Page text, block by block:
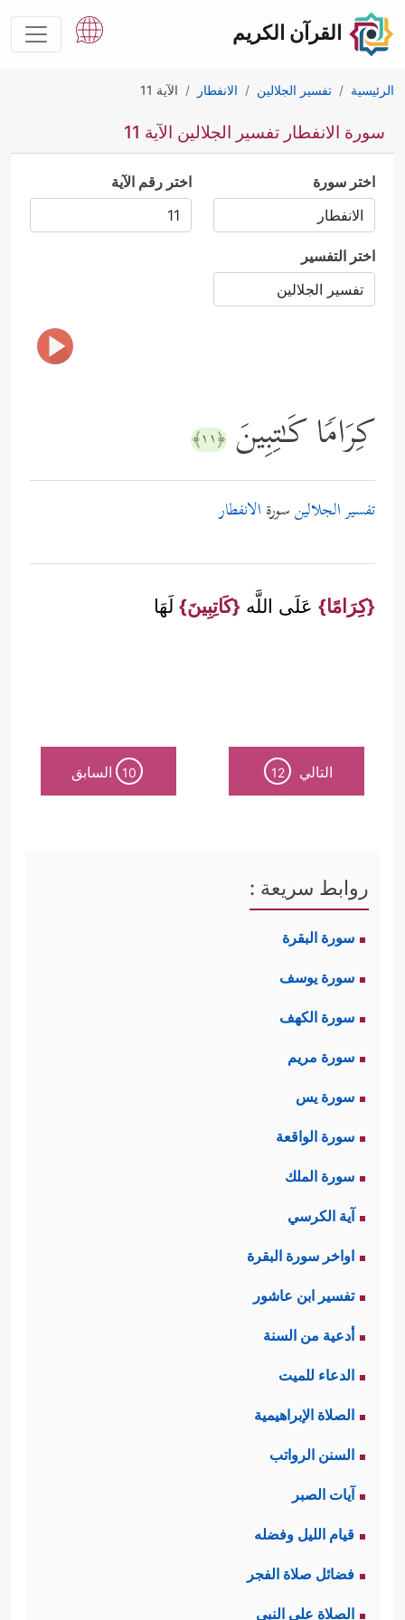
القرآن الكريم
الرئيسية تفسير الجلالين الانفطار الآية 11
سورة الانفطار تفسير الجلالين الآية 11
اختر سورة اختر رقم الآية
اختر التفسير
كِرَامࣰا كَـٰتِبِینَ ﴿١١﴾
تفسير الجلالينسورة الانفطار
{كِرَامًا} عَلَى اللَّه {كَاتِبِينَ} لَهَا
التالي 12
10 السابق
روابط سريعة :
سورة البقرة
سورة يوسف
سورة الكهف
سورة مريم
سورة يس
سورة الواقعة
سورة الملك
آية الكرسي
اواخر سورة البقرة
تفسير ابن عاشور
أدعية من السنة
الدعاء للميت
الصلاة الإبراهيمية
السنن الرواتب
آيات الصبر
قيام الليل وفضله
فضائل صلاة الفجر
الصلاة على النبي